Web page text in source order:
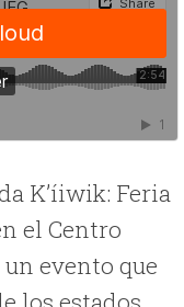
K’íiwik: Feria
el Centro
evento que